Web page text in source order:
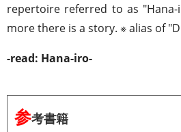
repertoire referred to as
more there is a story. ※ alias of
-read: Hana-iro-
参考書籍